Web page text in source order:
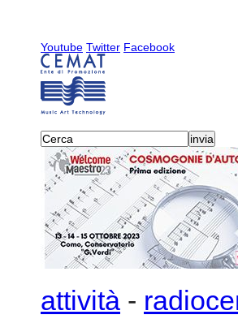
Youtube Twitter Facebook
attività -